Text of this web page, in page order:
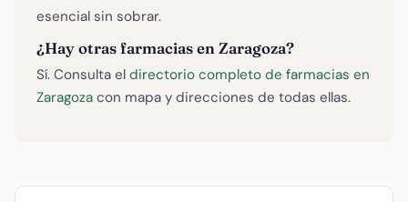
esencial sin sobrar.
¿Hay otras farmacias en Zaragoza?
Sí. Consulta el directorio completo de farmacias en
Zaragoza con mapa y direcciones de todas ellas.